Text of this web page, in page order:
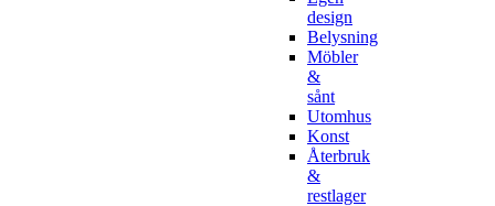
design
Belysning
Möbler
&
sånt
Utomhus
Konst
Återbruk
&
restlager